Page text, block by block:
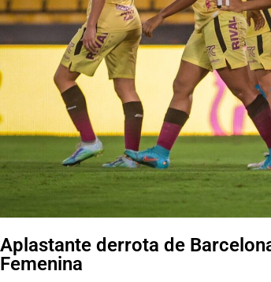
Aplastante derrota de
Femenina